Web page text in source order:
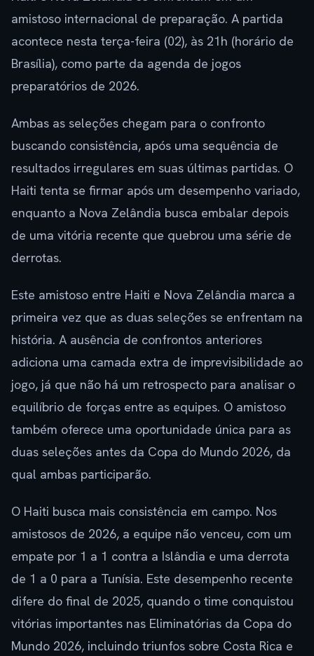
amistoso internacional de preparação. A partida
acontece nesta terça-feira (02), às 21h (horário de
Brasília), como parte da agenda de jogos
preparatórios de 2026.
Ambas as seleções chegam para o confronto
buscando consistência, após uma sequência de
resultados irregulares em suas últimas partidas. O
Haiti tenta se firmar após um desempenho variado,
enquanto a Nova Zelândia busca embalar depois
de uma vitória recente que quebrou uma série de
derrotas.
Este amistoso entre Haiti e Nova Zelândia marca a
primeira vez que as duas seleções se enfrentam na
história. A ausência de confrontos anteriores
adiciona uma camada extra de imprevisibilidade ao
jogo, já que não há um retrospecto para analisar o
equilíbrio de forças entre as equipes. O amistoso
também oferece uma oportunidade única para as
duas seleções antes da Copa do Mundo 2026, da
qual ambas participarão.
O Haiti busca mais consistência em campo. Nos
amistosos de 2026, a equipe não venceu, com um
empate por 1 a 1 contra a Islândia e uma derrota
de 1 a 0 para a Tunísia. Este desempenho recente
difere do final de 2025, quando o time conquistou
vitórias importantes nas Eliminatórias da Copa do
Mundo 2026, incluindo triunfos sobre Costa Rica e